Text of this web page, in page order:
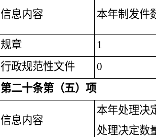
信息内容 本年制发件
规章
1
行政规范性文件
0
第二十条第（五）项
信息内容
本年处理决
处理决定数